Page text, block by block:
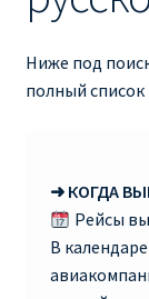
Ryanair Польша
RYANAIR
RYANAIR
Ryanair Россия
Ниже под
полный
➜ КОГДА
Рейсы
В